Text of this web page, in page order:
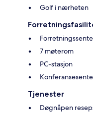
Golf i nærheten
7 møterom
PC-stasjon
Tjenester
Døgnåpen